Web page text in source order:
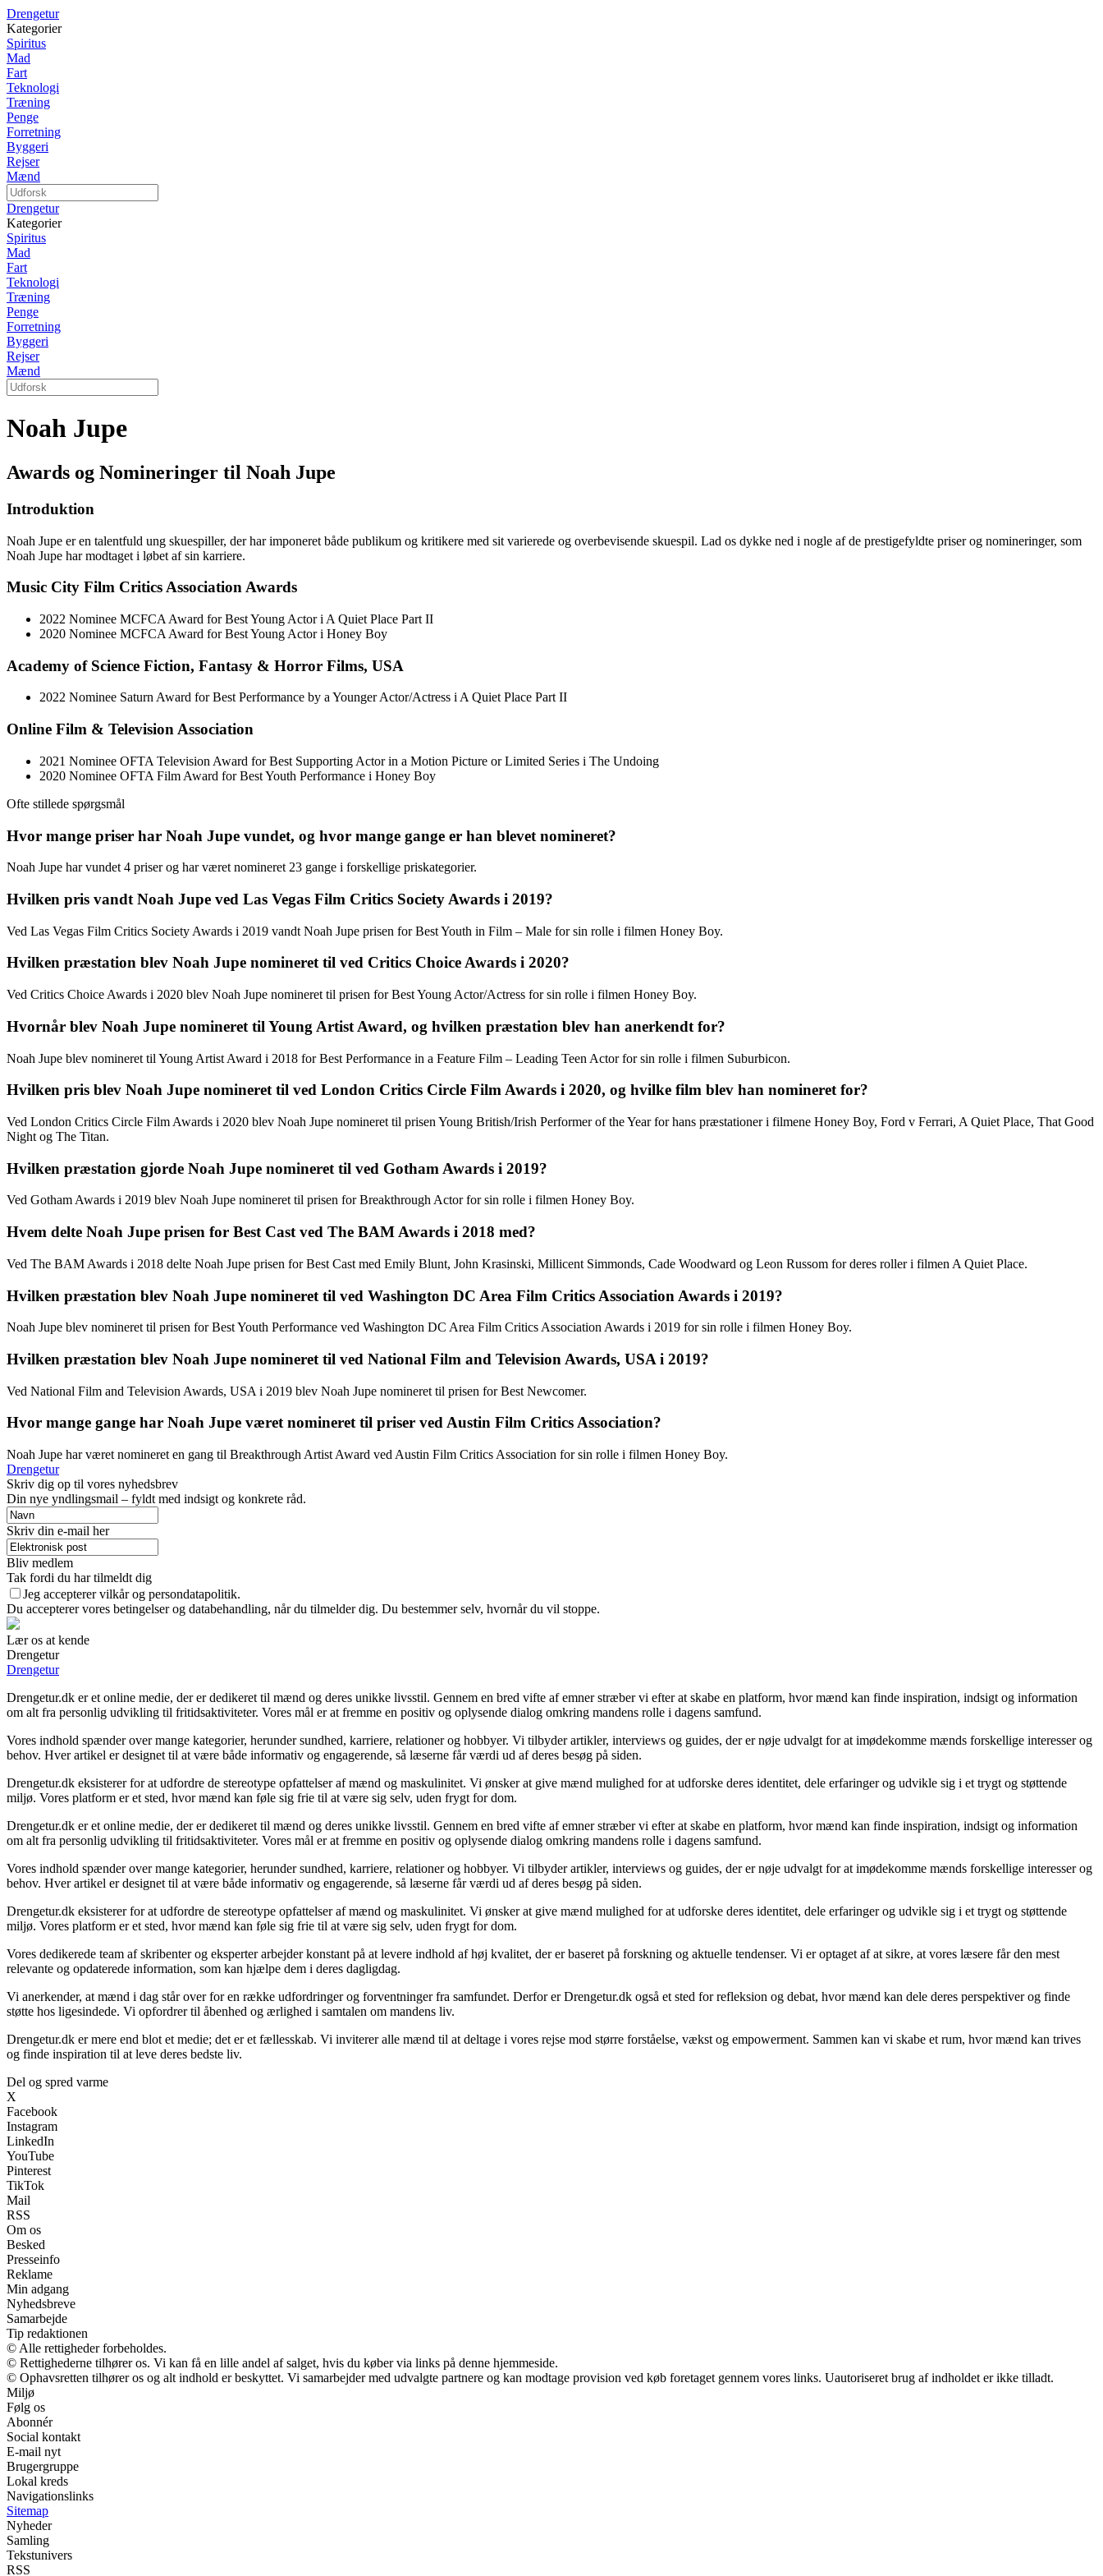
Drengetur
Kategorier
Spiritus
Mad
Fart
Teknologi
Træning
Penge
Forretning
Byggeri
Rejser
Mænd
Drengetur
Kategorier
Spiritus
Mad
Fart
Teknologi
Træning
Penge
Forretning
Byggeri
Rejser
Mænd
Noah Jupe
Awards og Nomineringer til Noah Jupe
Introduktion
Noah Jupe er en talentfuld ung skuespiller, der har imponeret både publikum og kritikere med sit varierede og overbevisende skuespil. Lad os dykke ned i nogle af de prestigefyldte priser og nomineringer, som
Noah Jupe har modtaget i løbet af sin karriere.
Music City Film Critics Association Awards
2022 Nominee MCFCA Award for Best Young Actor i A Quiet Place Part II
2020 Nominee MCFCA Award for Best Young Actor i Honey Boy
Academy of Science Fiction, Fantasy & Horror Films, USA
2022 Nominee Saturn Award for Best Performance by a Younger Actor/Actress i A Quiet Place Part II
Online Film & Television Association
2021 Nominee OFTA Television Award for Best Supporting Actor in a Motion Picture or Limited Series i The Undoing
2020 Nominee OFTA Film Award for Best Youth Performance i Honey Boy
Ofte stillede spørgsmål
Hvor mange priser har Noah Jupe vundet, og hvor mange gange er han blevet nomineret?
Noah Jupe har vundet 4 priser og har været nomineret 23 gange i forskellige priskategorier.
Hvilken pris vandt Noah Jupe ved Las Vegas Film Critics Society Awards i 2019?
Ved Las Vegas Film Critics Society Awards i 2019 vandt Noah Jupe prisen for Best Youth in Film – Male for sin rolle i filmen Honey Boy.
Hvilken præstation blev Noah Jupe nomineret til ved Critics Choice Awards i 2020?
Ved Critics Choice Awards i 2020 blev Noah Jupe nomineret til prisen for Best Young Actor/Actress for sin rolle i filmen Honey Boy.
Hvornår blev Noah Jupe nomineret til Young Artist Award, og hvilken præstation blev han anerkendt for?
Noah Jupe blev nomineret til Young Artist Award i 2018 for Best Performance in a Feature Film – Leading Teen Actor for sin rolle i filmen Suburbicon.
Hvilken pris blev Noah Jupe nomineret til ved London Critics Circle Film Awards i 2020, og hvilke film blev han nomineret for?
Ved London Critics Circle Film Awards i 2020 blev Noah Jupe nomineret til prisen Young British/Irish Performer of the Year for hans præstationer i filmene Honey Boy, Ford v Ferrari, A Quiet Place, That Good
Night og The Titan.
Hvilken præstation gjorde Noah Jupe nomineret til ved Gotham Awards i 2019?
Ved Gotham Awards i 2019 blev Noah Jupe nomineret til prisen for Breakthrough Actor for sin rolle i filmen Honey Boy.
Hvem delte Noah Jupe prisen for Best Cast ved The BAM Awards i 2018 med?
Ved The BAM Awards i 2018 delte Noah Jupe prisen for Best Cast med Emily Blunt, John Krasinski, Millicent Simmonds, Cade Woodward og Leon Russom for deres roller i filmen A Quiet Place.
Hvilken præstation blev Noah Jupe nomineret til ved Washington DC Area Film Critics Association Awards i 2019?
Noah Jupe blev nomineret til prisen for Best Youth Performance ved Washington DC Area Film Critics Association Awards i 2019 for sin rolle i filmen Honey Boy.
Hvilken præstation blev Noah Jupe nomineret til ved National Film and Television Awards, USA i 2019?
Ved National Film and Television Awards, USA i 2019 blev Noah Jupe nomineret til prisen for Best Newcomer.
Hvor mange gange har Noah Jupe været nomineret til priser ved Austin Film Critics Association?
Noah Jupe har været nomineret en gang til Breakthrough Artist Award ved Austin Film Critics Association for sin rolle i filmen Honey Boy.
Drengetur
Skriv dig op til vores nyhedsbrev
Din nye yndlingsmail – fyldt med indsigt og konkrete råd.
Skriv din e-mail her
Bliv medlem
Tak fordi du har tilmeldt dig
Jeg accepterer vilkår og persondatapolitik.
Du accepterer vores betingelser og databehandling, når du tilmelder dig. Du bestemmer selv, hvornår du vil stoppe.
Lær os at kende
Drengetur
Drengetur
Drengetur.dk er et online medie, der er dedikeret til mænd og deres unikke livsstil. Gennem en bred vifte af emner stræber vi efter at skabe en platform, hvor mænd kan finde inspiration, indsigt og information
om alt fra personlig udvikling til fritidsaktiviteter. Vores mål er at fremme en positiv og oplysende dialog omkring mandens rolle i dagens samfund.
Vores indhold spænder over mange kategorier, herunder sundhed, karriere, relationer og hobbyer. Vi tilbyder artikler, interviews og guides, der er nøje udvalgt for at imødekomme mænds forskellige interesser og
behov. Hver artikel er designet til at være både informativ og engagerende, så læserne får værdi ud af deres besøg på siden.
Drengetur.dk eksisterer for at udfordre de stereotype opfattelser af mænd og maskulinitet. Vi ønsker at give mænd mulighed for at udforske deres identitet, dele erfaringer og udvikle sig i et trygt og støttende
miljø. Vores platform er et sted, hvor mænd kan føle sig frie til at være sig selv, uden frygt for dom.
Drengetur.dk er et online medie, der er dedikeret til mænd og deres unikke livsstil. Gennem en bred vifte af emner stræber vi efter at skabe en platform, hvor mænd kan finde inspiration, indsigt og information
om alt fra personlig udvikling til fritidsaktiviteter. Vores mål er at fremme en positiv og oplysende dialog omkring mandens rolle i dagens samfund.
Vores indhold spænder over mange kategorier, herunder sundhed, karriere, relationer og hobbyer. Vi tilbyder artikler, interviews og guides, der er nøje udvalgt for at imødekomme mænds forskellige interesser og
behov. Hver artikel er designet til at være både informativ og engagerende, så læserne får værdi ud af deres besøg på siden.
Drengetur.dk eksisterer for at udfordre de stereotype opfattelser af mænd og maskulinitet. Vi ønsker at give mænd mulighed for at udforske deres identitet, dele erfaringer og udvikle sig i et trygt og støttende
miljø. Vores platform er et sted, hvor mænd kan føle sig frie til at være sig selv, uden frygt for dom.
Vores dedikerede team af skribenter og eksperter arbejder konstant på at levere indhold af høj kvalitet, der er baseret på forskning og aktuelle tendenser. Vi er optaget af at sikre, at vores læsere får den mest
relevante og opdaterede information, som kan hjælpe dem i deres dagligdag.
Vi anerkender, at mænd i dag står over for en række udfordringer og forventninger fra samfundet. Derfor er Drengetur.dk også et sted for refleksion og debat, hvor mænd kan dele deres perspektiver og finde
støtte hos ligesindede. Vi opfordrer til åbenhed og ærlighed i samtalen om mandens liv.
Drengetur.dk er mere end blot et medie; det er et fællesskab. Vi inviterer alle mænd til at deltage i vores rejse mod større forståelse, vækst og empowerment. Sammen kan vi skabe et rum, hvor mænd kan trives
og finde inspiration til at leve deres bedste liv.
Del og spred varme
X
Facebook
Instagram
LinkedIn
YouTube
Pinterest
TikTok
Mail
RSS
Om os
Besked
Presseinfo
Reklame
Min adgang
Nyhedsbreve
Samarbejde
Tip redaktionen
© Alle rettigheder forbeholdes.
© Rettighederne tilhører os. Vi kan få en lille andel af salget, hvis du køber via links på denne hjemmeside.
© Ophavsretten tilhører os og alt indhold er beskyttet. Vi samarbejder med udvalgte partnere og kan modtage provision ved køb foretaget gennem vores links. Uautoriseret brug af indholdet er ikke tilladt.
Miljø
Følg os
Abonnér
Social kontakt
E-mail nyt
Brugergruppe
Lokal kreds
Navigationslinks
Sitemap
Nyheder
Samling
Tekstunivers
RSS